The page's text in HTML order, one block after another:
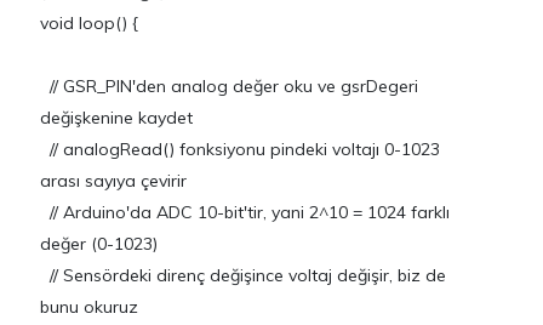
void loop() {
// GSR_PIN'den analog değer oku ve gsrDegeri
değişkenine kaydet
// analogRead() fonksiyonu pindeki voltajı 0-1023
arası sayıya çevirir
// Arduino'da ADC 10-bit'tir, yani 2^10 = 1024 farklı
değer (0-1023)
// Sensördeki direnç değişince voltaj değişir, biz de
bunu okuruz